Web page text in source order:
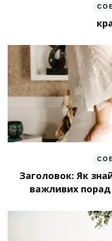
Заголовок: Як
важливих